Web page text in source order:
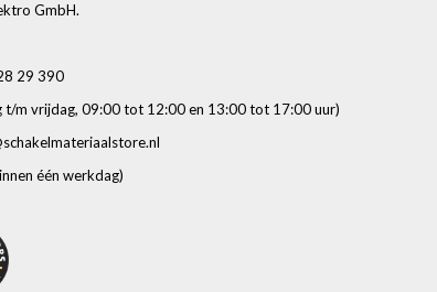
GmbH.
29 390
t/m vrijdag, 09:00 tot 12:00 en 13:00 tot 17:00 uur)
één werkdag)